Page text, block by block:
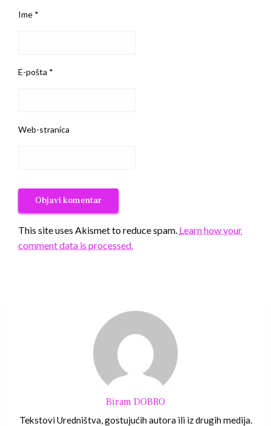
Ime *
E-pošta *
Web-stranica
This site uses Akismet to reduce spam. Learn how your
comment data is processed.
Biram DOBRO
Tekstovi Uredništva, gostujućih autora ili iz drugih medija.